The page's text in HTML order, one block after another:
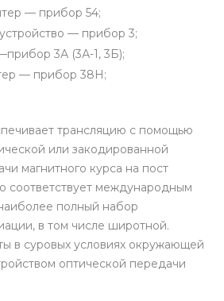
— прибор 54;
— прибор 3;
3А (3А-1, 3Б);
— прибор 38Н;
трансляцию с помощью
или закодированной
магнитного курса на пост
соответствует международным
полный набор
в том числе широтной.
в суровых условиях окружающей
оптической передачи